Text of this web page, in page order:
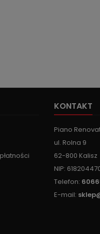
KONTAKT
Piano
ul. Rolna 9
62-800 Kalisz
NIP:
Telefon:
E-mail: